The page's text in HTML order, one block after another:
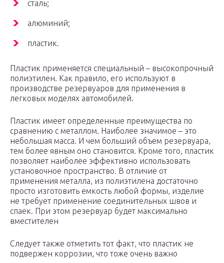
сталь;
алюминий;
пластик.
Пластик применяется специальный – высокопрочный
полиэтилен. Как правило, его используют в
производстве резервуаров для применения в
легковых моделях автомобилей.
Пластик имеет определенные преимущества по
сравнению с металлом. Наиболее значимое – это
небольшая масса. И чем больший объем резервуара,
тем более явным оно становится. Кроме того, пластик
позволяет наиболее эффективно использовать
установочное пространство. В отличие от
применения металла, из полиэтилена достаточно
просто изготовить емкость любой формы, изделие
не требует применение соединительных швов и
спаек. При этом резервуар будет максимально
вместителен
Следует также отметить тот факт, что пластик не
подвержен коррозии, что тоже очень важно